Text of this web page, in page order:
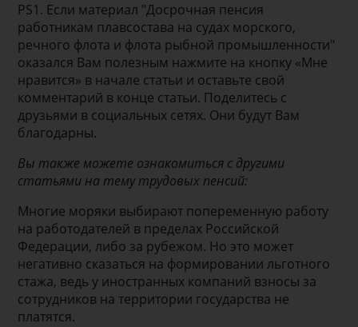
PS1. Если материал "Досрочная пенсия
работникам плавсостава на судах морского,
речного флота и флота рыбной промышленности"
оказался Вам полезным нажмите на кнопку «Мне
нравится» в начале статьи и оставьте свой
комментарий в конце статьи. Поделитесь с
друзьями в социальных сетях. Они будут Вам
благодарны.
Вы также можете ознакомиться с другими
статьями на тему трудовых пенсий:
Многие моряки выбирают попеременную работу
на работодателей в пределах Российской
Федерации, либо за рубежом. Но это может
негативно сказаться на формировании льготного
стажа, ведь у иностранных компаний взносы за
сотрудников на территории государства не
платятся.